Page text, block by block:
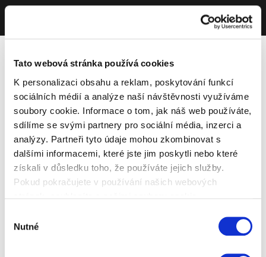
Tato webová stránka používá cookies
K personalizaci obsahu a reklam, poskytování funkcí
sociálních médií a analýze naší návštěvnosti využíváme
soubory cookie. Informace o tom, jak náš web používáte,
sdílíme se svými partnery pro sociální média, inzerci a
analýzy. Partneři tyto údaje mohou zkombinovat s
dalšími informacemi, které jste jim poskytli nebo které
získali v důsledku toho, že používáte jejich služby.
Pokud pokračujete v používání našich webových
souhlasu
Nutné